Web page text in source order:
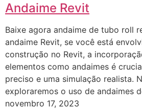
Andaime Revit
Baixe agora andaime de tubo roll
andaime Revit, se você está
construção no Revit, a
elementos como andaimes é
preciso e uma simulação realista.
exploraremos o uso de andaimes
novembro 17, 2023